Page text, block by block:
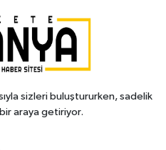
sizleri buluştururken, sadelik
araya getiriyor.